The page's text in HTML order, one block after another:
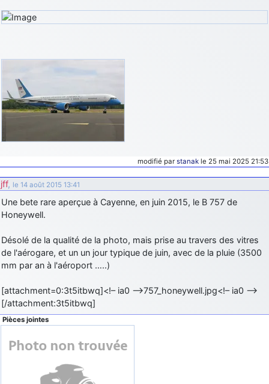
modifié par stanak le 25 mai 2025 21:53
jff, le 14 août 2015 13:41
Une bete rare aperçue à Cayenne, en juin 2015, le B 757 de
Honeywell.
Désolé de la qualité de la photo, mais prise au travers des vitres
de l'aérogare, et un un jour typique de juin, avec de la pluie (3500
mm par an à l'aéroport …..)
[attachment=0:3t5itbwq]<!– ia0 –>757_honeywell.jpg<!– ia0 –>
[/attachment:3t5itbwq]
Pièces jointes